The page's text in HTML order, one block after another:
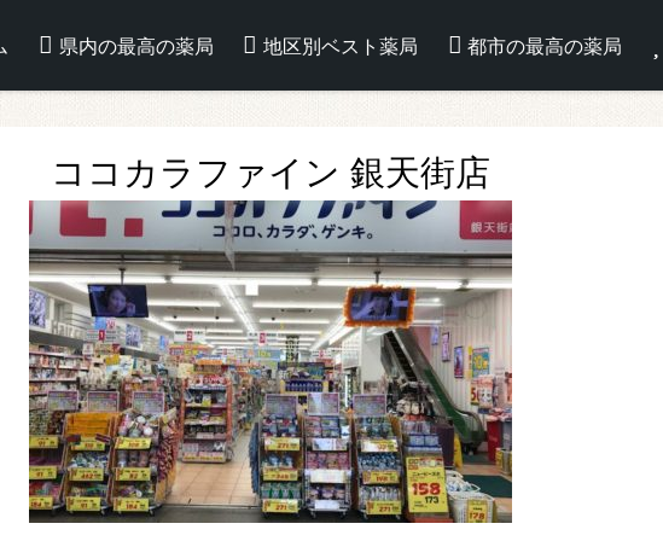
県内の最高の薬局 地区別ベスト薬局 都市の最高の薬局
ココカラファイン 銀天街店